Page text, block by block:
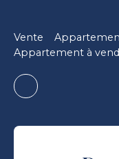
Vente
Appartement à